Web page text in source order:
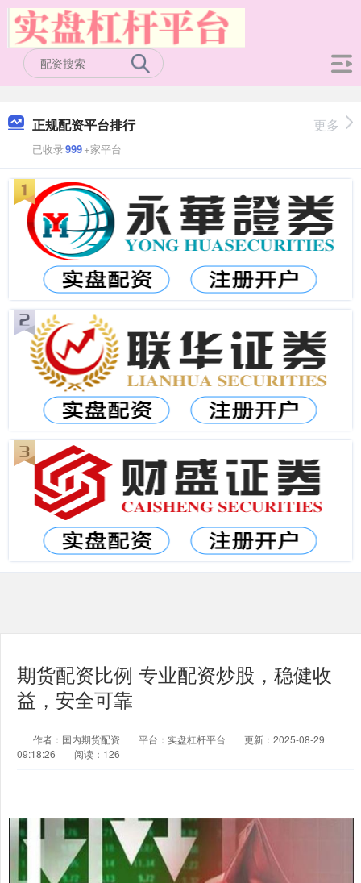
正规配资平台排行
已收录999+家平台
更多
期货配资比例 专业配资炒股，稳健收
益，安全可靠
作者：国内期货配资 平台：实盘杠杆平台
更新：2025-08-29
09:18:26
阅读：126